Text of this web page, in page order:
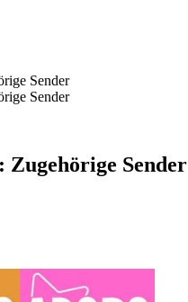
Sender
Sender
Sender